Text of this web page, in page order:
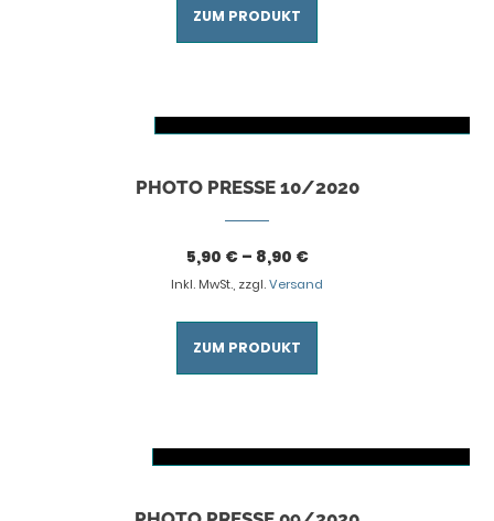
ZUM PRODUKT
Dieses Produkt weist mehrere Varianten auf. Die Optionen können auf der Produktseite gewählt werden
PHOTO PRESSE 10/2020
5,90 €– 8,90 €
Inkl. MwSt., zzgl.Versand
ZUM PRODUKT
Dieses Produkt weist mehrere Varianten auf. Die Optionen können auf der Produktseite gewählt werden